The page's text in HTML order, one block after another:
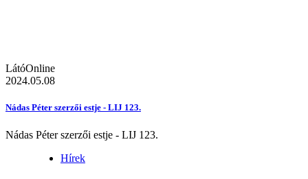
LátóOnline
2024.05.08
Nádas Péter szerzői estje - LIJ 123.
Nádas Péter szerzői estje - LIJ 123.
Hírek